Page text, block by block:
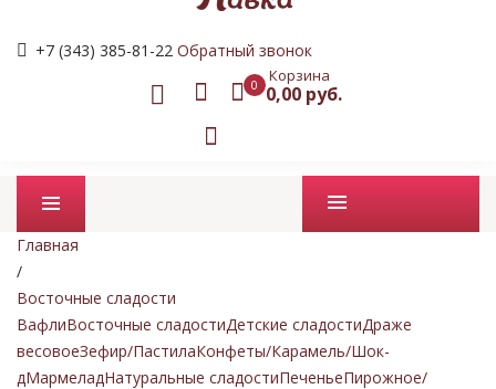
+7 (343) 385-81-22 Обратный звонок
0 Корзина
0,00 руб.
Промо товары
Главная
/
Восточные сладости
ВафлиВосточные сладостиДетские сладостиДраже
весовоеЗефир/ПастилаКонфеты/Карамель/Шок-
дМармеладНатуральные сладостиПеченьеПирожное/